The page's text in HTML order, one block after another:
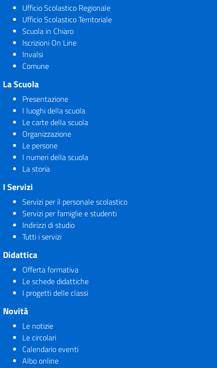
Ufficio Scolastico Regionale
Ufficio Scolastico Territoriale
Scuola in Chiaro
Iscrizioni On Line
Invalsi
Comune
La Scuola
Presentazione
I luoghi della scuola
Le carte della scuola
Organizzazione
Le persone
I numeri della scuola
La storia
I Servizi
Servizi per il personale scolastico
Servizi per famiglie e studenti
Indirizzi di studio
Tutti i servizi
Didattica
Offerta formativa
Le schede didattiche
I progetti delle classi
Novità
Le notizie
Le circolari
Calendario eventi
Albo online